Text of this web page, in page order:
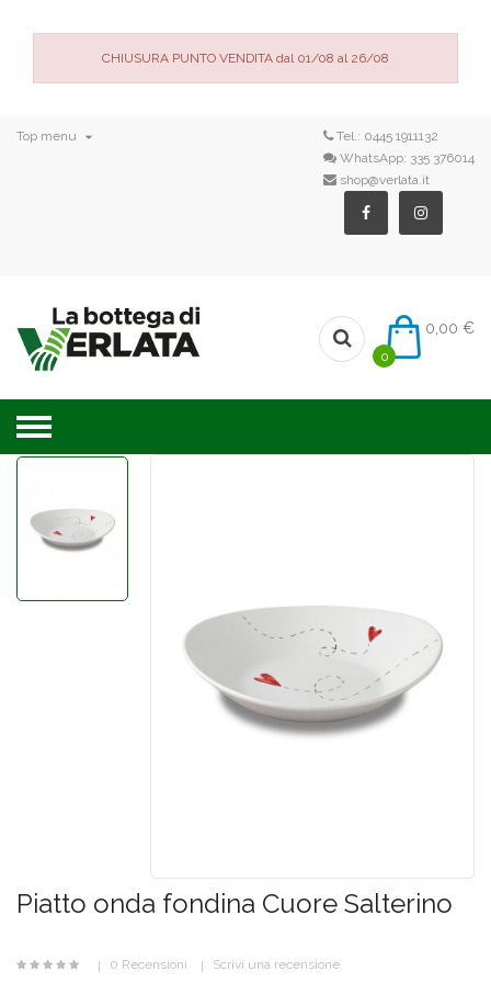
CHIUSURA PUNTO VENDITA dal 01/08 al 26/08
Top menu  Tel.: 0445 1911132
WhatsApp: 335 376014
shop@verlata.it
0,00 €
0
Piatto onda fondina Cuore Salterino
0 Recensioni Scrivi una recensione